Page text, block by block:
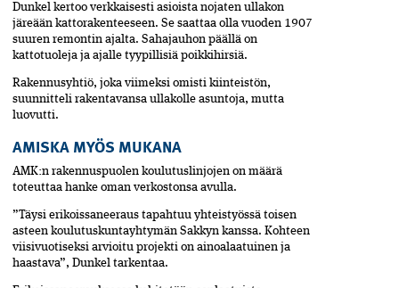
Dunkel kertoo verkkaisesti asioista nojaten ullakon
järeään kattorakenteeseen. Se saattaa olla vuoden 1907
suuren remontin ajalta. Sahajauhon päällä on
kattotuoleja ja ajalle tyypillisiä poikkihirsiä.
Rakennusyhtiö, joka viimeksi omisti kiinteistön,
suunnitteli rakentavansa ullakolle asuntoja, mutta
luovutti.
AMISKA MYÖS MUKANA
AMK:n rakennuspuolen koulutuslinjojen on määrä
toteuttaa hanke oman verkostonsa avulla.
”Täysi erikoissaneeraus tapahtuu yhteistyössä toisen
asteen koulutuskuntayhtymän Sakkyn kanssa. Kohteen
viisivuotiseksi arvioitu projekti on ainoalaatuinen ja
haastava”, Dunkel tarkentaa.